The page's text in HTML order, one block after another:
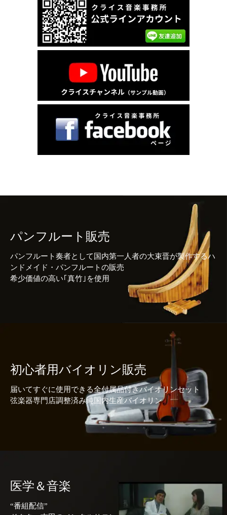
パンフルート販売
パンフルート奏者として国内第一人者の大束晋が製作するハ
ンドメイド・パンフルートの販売
希少価値の高い｢真竹｣を使用
初心者用バイオリン販売
届いてすぐに使用できる全付属品付きバイオリンセット
弦楽器専門店調整済み純国内生産バイオリン
医学＆音楽
“番組配信”